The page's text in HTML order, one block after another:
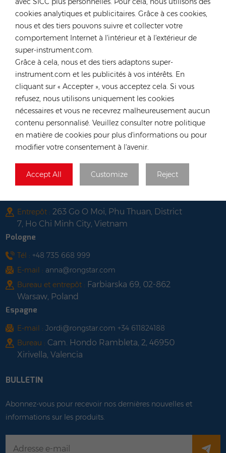
cookies analytiques et publicitaires. Grâce à ces cookies,
nous et des tiers pouvons suivre et collecter votre
comportement Internet à l'intérieur et à l'extérieur de
super-instrument.com.
Grâce à cela, nous et des tiers adaptons super-
instrument.com et les publicités à vos intérêts. En
cliquant sur « Accepter », vous acceptez cela. Si vous
refusez, nous utilisons uniquement les cookies
nécessaires et vous ne recevrez malheureusement aucun
contenu personnalisé. Veuillez consulter notre politique
en matière de cookies pour plus d'informations ou pour
modifier votre consentement à l'avenir.
Accept All Customize Reject
Tél : +49 176 55258880
E-mail :anna@rongstar.com
Bureau et entrepôt :Industriestraße 40, 52457
Aldenhoven, Deutschland
Hong Kong
Tél :
+852 54222219
E-mail :hk@rongstar.com
Bureau et entrepôt :39 Kung-Um Road, Yuen
Long, Hong Kong
Viêt Nam
E-mail :
vn@rongstar.com
Bureau :102 Phung Van Cung Street,Ward 7,
Entrepôt : 263 Go O Moi, Phu Thuan, District
7, Ho Chi Minh City, Vietnam
Pologne
Tél : +48 735 668 999
E-mail : anna@rongstar.com
Bureau et entrepôt : Farbiarska 69, 02-862
Warsaw, Poland
Espagne
E-mail : Jordi@rongstar.com +34 611824188
Bureau : Cam. Hondo Rambleta, 2, 46950
Xirivella, Valencia
BULLETIN
Abonnez-vous pour recevoir nos dernières nouvelles et
informations sur les produits.